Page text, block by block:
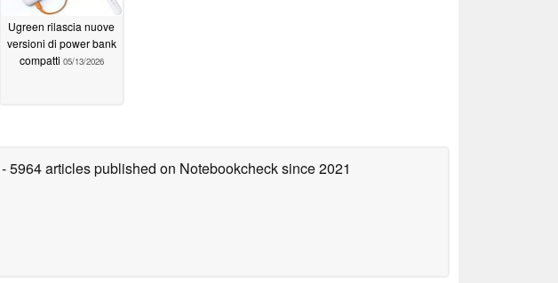
Ugreen rilascia nuove
versioni di power bank
compatti 05/13/2026
- 5964 articles published on Notebookchecksince 2021